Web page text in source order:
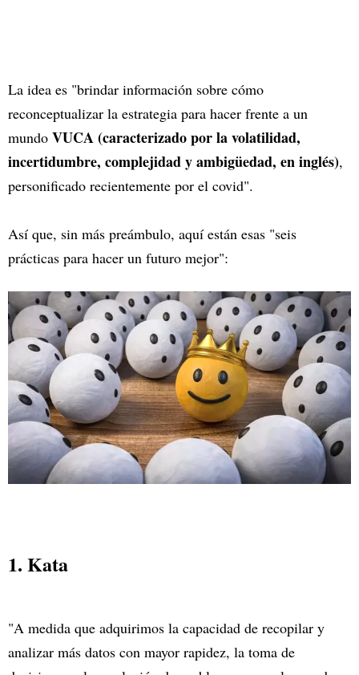
La idea es "brindar información sobre cómo
reconceptualizar la estrategia para hacer frente a un
mundo VUCA (caracterizado por la volatilidad,
incertidumbre, complejidad y ambigüedad, en inglés),
personificado recientemente por el covid".
Así que, sin más preámbulo, aquí están esas "seis
prácticas para hacer un futuro mejor":
1. Kata
"A medida que adquirimos la capacidad de recopilar y
analizar más datos con mayor rapidez, la toma de